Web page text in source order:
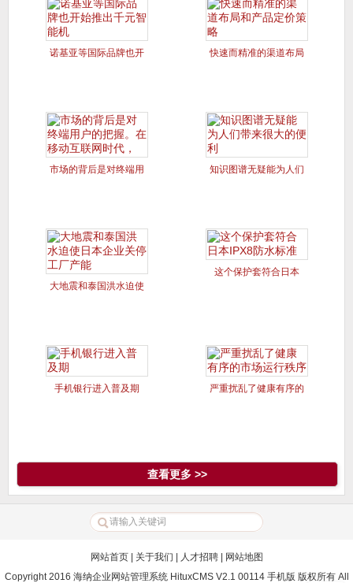
诺基亚等国际品牌也开 快速而精准的渠道布局
市场的背后是对终端用 知识图谱无疑能为人们
大地震和泰国洪水迫使
这个保护套符合日本
手机银行进入普及期 严重扰乱了健康有序的
查看更多 >>
网站首页| 关于我们 人才招聘|
网站地图
Copyright 2016 海纳企业网站管理系统 HituxCMS V2.1 00114 手机版 版权所有 All